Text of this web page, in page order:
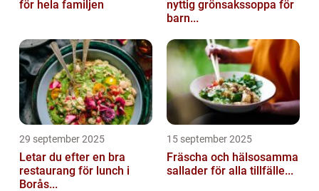
för hela familjen
nyttig grönsakssoppa för
barn...
29 september 2025
Letar du efter en bra
restaurang för lunch i
Borås...
15 september 2025
Fräscha och hälsosamma
sallader för alla tillfälle...